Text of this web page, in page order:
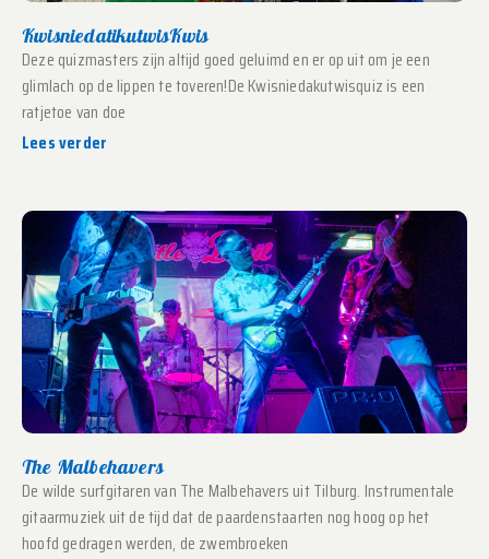
KwisniedatikutwisKwis
Deze quizmasters zijn altijd goed geluimd en er op uit om je een
glimlach op de lippen te toveren!De Kwisniedakutwisquiz is een
ratjetoe van doe
Lees verder
The Malbehavers
De wilde surfgitaren van The Malbehavers uit Tilburg. Instrumentale
gitaarmuziek uit de tijd dat de paardenstaarten nog hoog op het
hoofd gedragen werden, de zwembroeken